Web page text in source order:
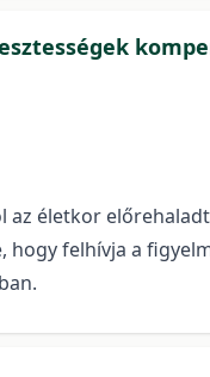
életkor
hogy felhívja a